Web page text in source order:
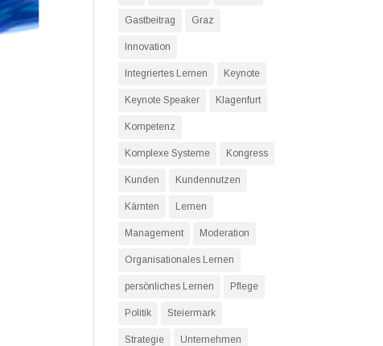
Gastbeitrag Graz
Innovation
Integriertes Lernen Keynote
Keynote Speaker Klagenfurt
Kompetenz
Komplexe Systeme Kongress
Kunden Kundennutzen
Kärnten Lernen
Management Moderation
Organisationales Lernen
persönliches Lernen Pflege
Politik Steiermark
Strategie Unternehmen